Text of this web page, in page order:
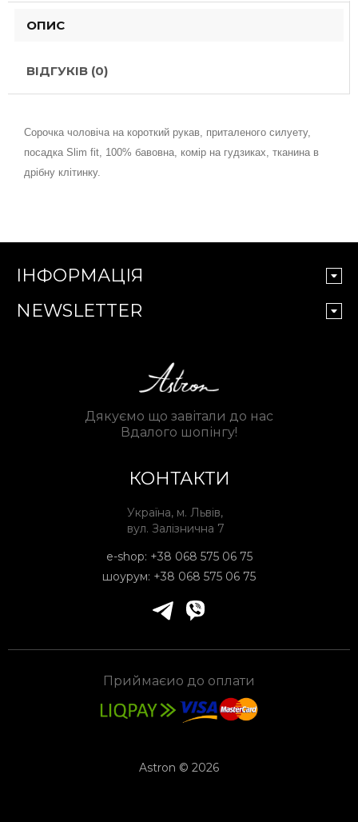
ОПИС
ВІДГУКІВ (0)
Сорочка чоловіча на короткий рукав, приталеного силуету,
посадка Slim fit, 100% бавовна, комір на гудзиках, тканина в
дрібну клітинку.
ІНФОРМАЦІЯ
Дякуємо що завітали до нас
Вдалого шопінгу!
NEWSLETTER
КОНТАКТИ
Україна, м. Львів,
вул. Залізнична 7
e-shop: +38 068 575 06 75
шоурум: +38 068 575 06 75
Приймаєио до оплати
Astron © 2026